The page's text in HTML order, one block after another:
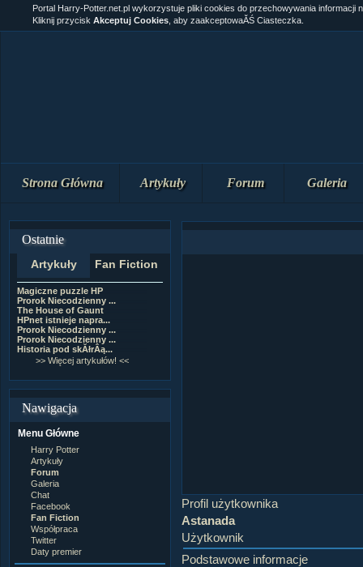
Strona Główna Artykuły Forum Galeria
Ostatnie
Artykuły Fan Fiction
Magiczne puzzle HP
Prorok Niecodzienny ...
The House of Gaunt
HPnet istnieje napra...
Prorok Niecodzienny ...
Prorok Niecodzienny ...
Historia pod skĂłrÂą...
>> Więcej artykułów! <<
Nawigacja
Menu Główne
Harry Potter
Artykuły
Forum
Galeria
Chat
Facebook
Fan Fiction
Współpraca
Twitter
Daty premier
Portal Harry-Potter.net.pl wykorzystuje pliki cookies do przechowywania informacji
Kliknij przycisk Akceptuj Cookies , aby zaakceptowaĂŚ Ciasteczka.
Profil użytkownika
Astanada
Użytkownik
Podstawowe informacje